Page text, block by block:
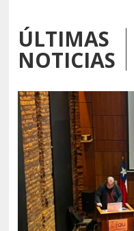
ÚLTIMAS
NOTICIAS